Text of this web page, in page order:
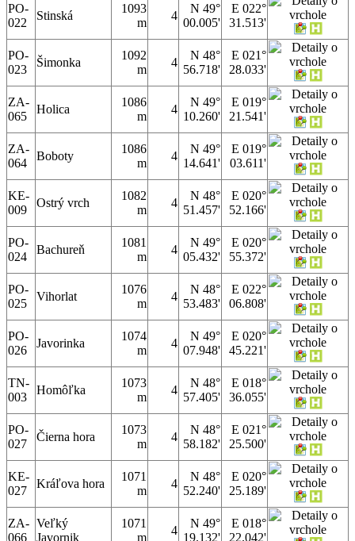
PO-
022
Stinská
1093
m
4
N 49°
00.005'
E 022°
31.513'
PO-
023
Šimonka
1092
m
4
N 48°
56.718'
E 021°
28.033'
ZA-
065
Holica
1086
m
4
N 49°
10.260'
E 019°
21.541'
ZA-
064
Boboty
1086
m
4
N 49°
14.641'
E 019°
03.611'
KE-
009
Ostrý vrch
1082
m
4
N 48°
51.457'
E 020°
52.166'
PO-
024
Bachureň
1081
m
4
N 49°
05.432'
E 020°
55.372'
PO-
025
Vihorlat
1076
m
4
N 48°
53.483'
E 022°
06.808'
PO-
026
Javorinka
1074
m
4
N 49°
07.948'
E 020°
45.221'
TN-
003
Homôľka
1073
m
4
N 48°
57.405'
E 018°
36.055'
PO-
027
Čierna hora
1073
m
4
N 48°
58.182'
E 021°
25.500'
KE-
027
Kráľova hora
1071
m
4
N 48°
52.240'
E 020°
25.189'
ZA-
066
Veľký
Javornik
1071
m
4
N 49°
19.132'
E 018°
22.042'